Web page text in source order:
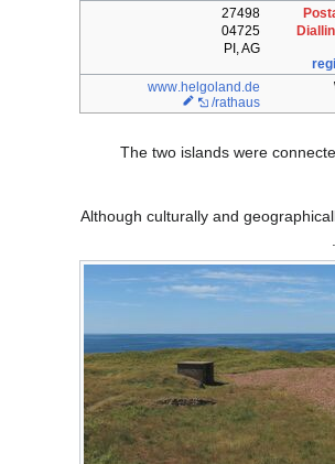
27498
04725
PI, AG
www.helgoland .de
/rathaus
The two islands were
Although culturally and